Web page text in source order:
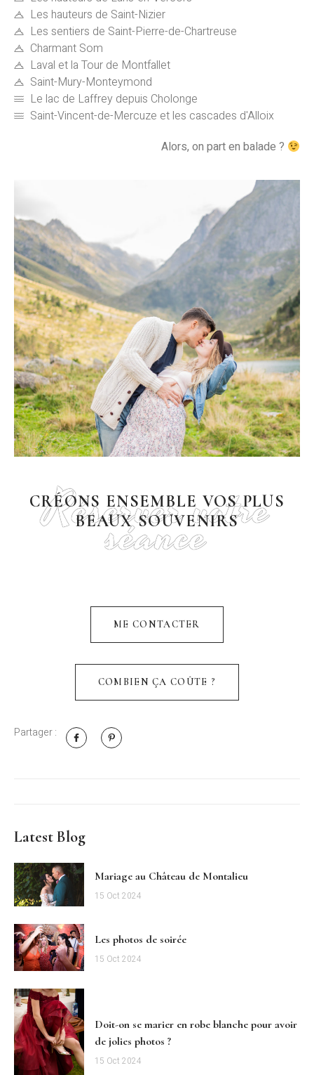
Les hauteurs de Saint-Nizier
Les sentiers de Saint-Pierre-de-Chartreuse
Charmant Som
Laval et la Tour de Montfallet
Saint-Mury-Monteymond
Le lac de Laffrey depuis Cholonge
Saint-Vincent-de-Mercuze et les cascades d'Alloix
Alors, on part en balade ?
Réserver votre
séance
CRÉONS ENSEMBLE VOS PLUS
BEAUX SOUVENIRS
ME CONTACTER
COMBIEN ÇA COÛTE ?
Partager :
Latest Blog
Mariage au Château de Montalieu
15 Oct 2024
Les photos de soirée
15 Oct 2024
Doit-on se marier en robe blanche pour avoir
de jolies photos ?
15 Oct 2024